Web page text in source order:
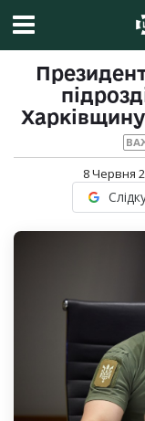
8 Червня